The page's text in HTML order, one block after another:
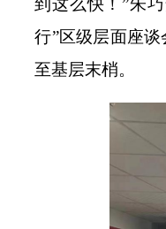
到这么快！”朱
行”区级层面座
至基层末梢。